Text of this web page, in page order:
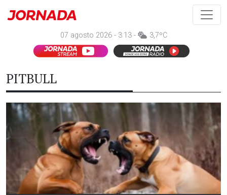
07 agosto 2026 - 3:13 - 3,7ºC
PITBULL